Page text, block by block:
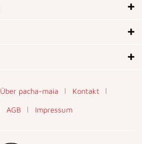
Über pacha-maia
Kontakt
AGB Impressum